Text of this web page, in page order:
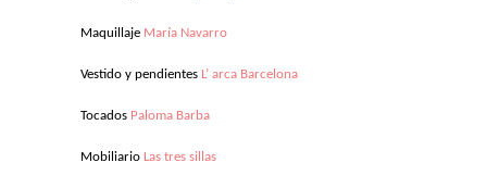
Maquillaje María Navarro
Vestido y pendientes L’ arca Barcelona
Tocados Paloma Barba
Mobiliario Las tres sillas